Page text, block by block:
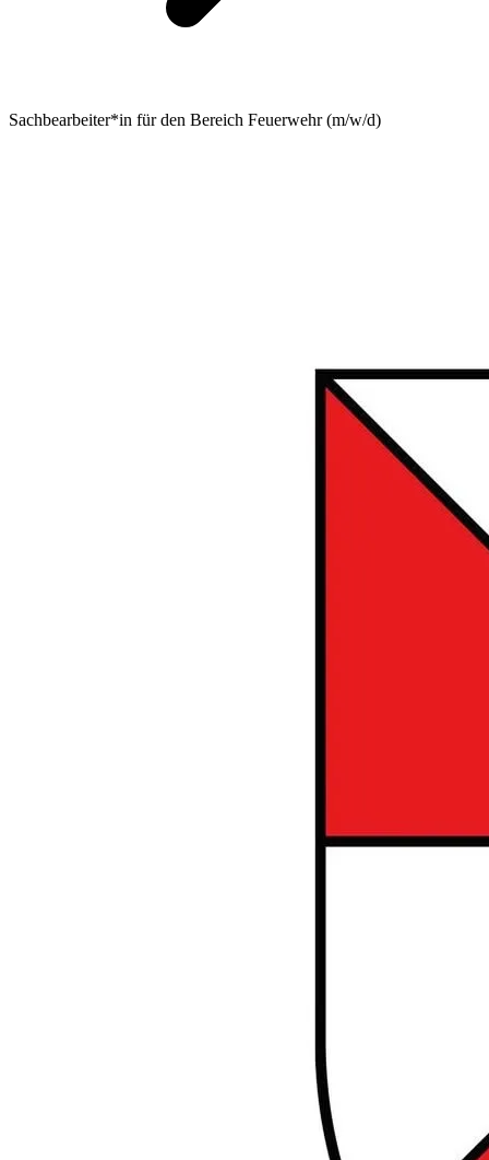
Sachbearbeiter*in für den Bereich Feuerwehr (m/w/d)